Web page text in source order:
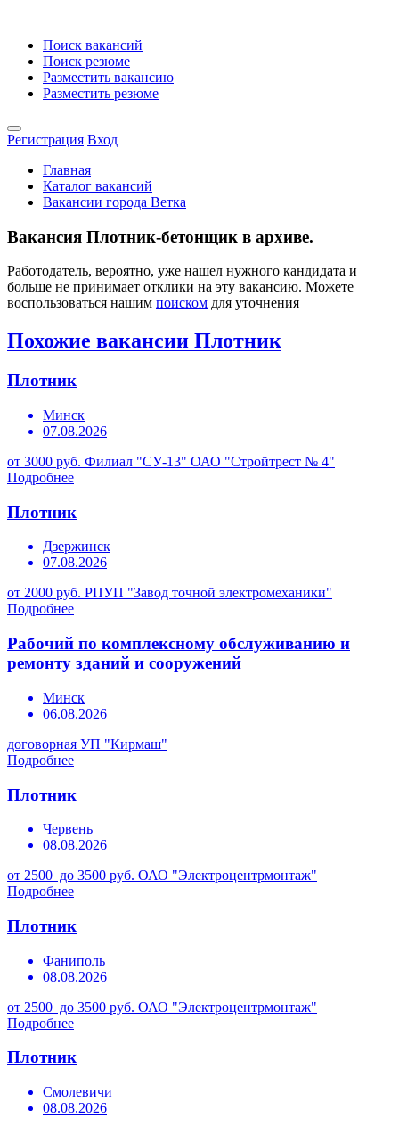
Поиск вакансий
Поиск резюме
Разместить вакансию
Разместить резюме
Регистрация Вход
Главная
Каталог вакансий
Вакансии города Ветка
Вакансия Плотник-бетонщик в архиве.
Работодатель, вероятно, уже нашел нужного кандидата и
больше не принимает отклики на эту вакансию. Можете
воспользоваться нашим поиском для уточнения
Похожие вакансии Плотник
Плотник
Минск
07.08.2026
от 3000 руб. Филиал "СУ-13" ОАО "Стройтрест № 4"
Подробнее
Плотник
Дзержинск
07.08.2026
от 2000 руб. РПУП "Завод точной электромеханики"
Подробнее
Рабочий по комплексному обслуживанию и
ремонту зданий и сооружений
Минск
06.08.2026
договорная УП "Кирмаш"
Подробнее
Плотник
Червень
08.08.2026
от 2500 до 3500 руб. ОАО "Электроцентрмонтаж"
Подробнее
Плотник
Фаниполь
08.08.2026
от 2500 до 3500 руб. ОАО "Электроцентрмонтаж"
Подробнее
Плотник
Смолевичи
08.08.2026